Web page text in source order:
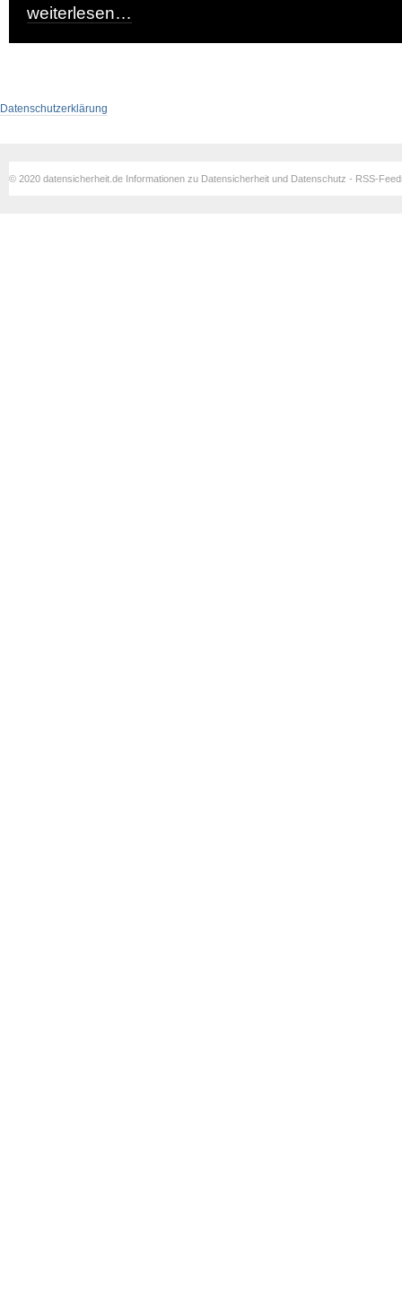
weiterlesen…
Datenschutzerklärung
© 2020 datensicherheit.de Informationen zu Datensicherheit und Datenschutz - RSS-